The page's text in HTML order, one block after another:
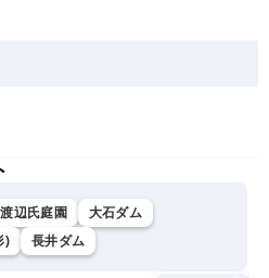
渡辺氏庭園
大石ダム
) 長井ダム